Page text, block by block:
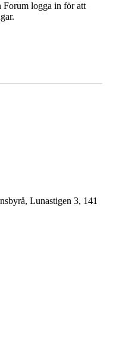
Forum logga in för att
Lunastigen 3, 141